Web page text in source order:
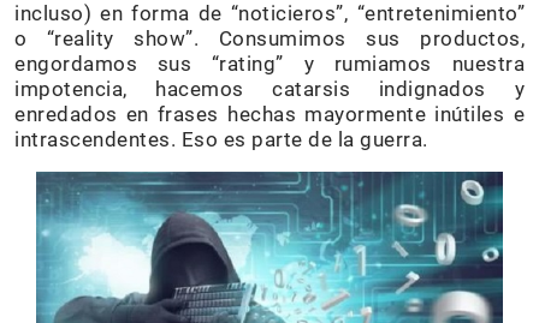
incluso) en forma de “noticieros”, “entretenimiento”
o “reality show”. Consumimos sus productos,
engordamos sus “rating” y rumiamos nuestra
impotencia, hacemos catarsis indignados y
enredados en frases hechas mayormente inútiles e
intrascendentes. Eso es parte de la guerra.